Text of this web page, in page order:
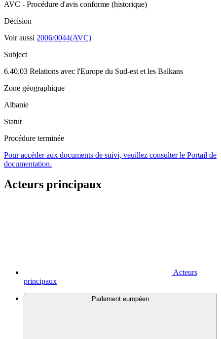
AVC - Procédure d'avis conforme (historique)
Décision
Voir aussi 2006/0044(AVC)
Subject
6.40.03 Relations avec l'Europe du Sud-est et les Balkans
Zone géographique
Albanie
Statut
Procédure terminée
Pour accéder aux documents de suivi, veuillez consulter le Portail de
documentation.
Acteurs principaux
Acteurs
principaux
Parlement européen